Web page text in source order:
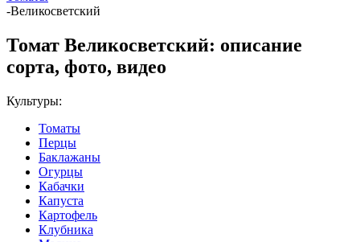
-Великосветский
Томат Великосветский: описание
сорта, фото, видео
Культуры:
Томаты
Перцы
Баклажаны
Огурцы
Кабачки
Капуста
Картофель
Клубника